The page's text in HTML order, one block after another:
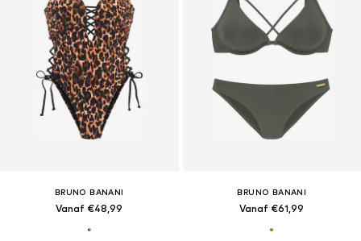
BRUNO BANANI
Vanaf €48,99
BRUNO BANANI
Vanaf €61,99